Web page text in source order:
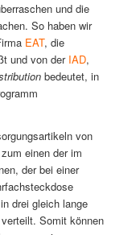
und die
So haben wir
EAT, die
und von der IAD,
bedeutet, in
von
einen der im
der bei einer
drei gleich lange
Somit können